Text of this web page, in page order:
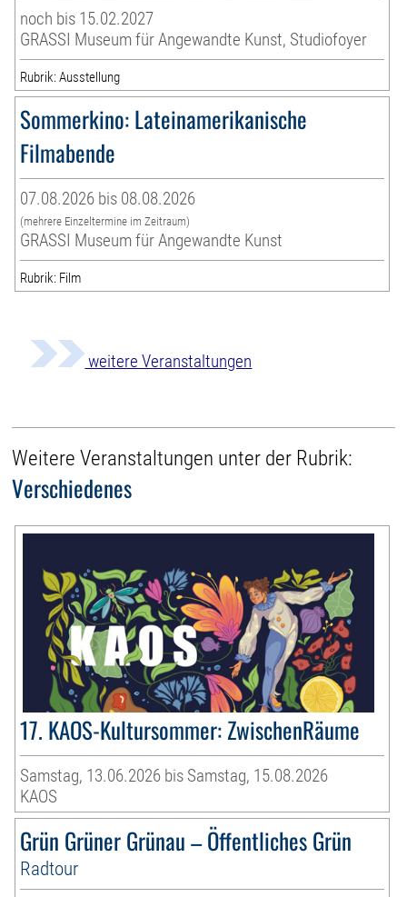
noch bis 15.02.2027
GRASSI Museum für Angewandte Kunst, Studiofoyer
Rubrik: Ausstellung
Sommerkino: Lateinamerikanische
Filmabende
07.08.2026 bis 08.08.2026
(mehrere Einzeltermine im Zeitraum)
GRASSI Museum für Angewandte Kunst
Rubrik: Film
weitere Veranstaltungen
Weitere Veranstaltungen unter der Rubrik:
Verschiedenes
17. KAOS-Kultursommer: ZwischenRäume
Samstag, 13.06.2026 bis Samstag, 15.08.2026
KAOS
Grün Grüner Grünau – Öffentliches Grün
Radtour